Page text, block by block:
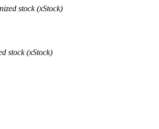
stock (xStock)
stock (xStock)